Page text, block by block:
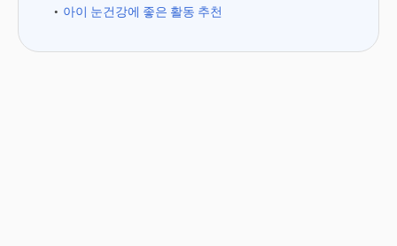
아이 눈건강에 좋은 활동 추천